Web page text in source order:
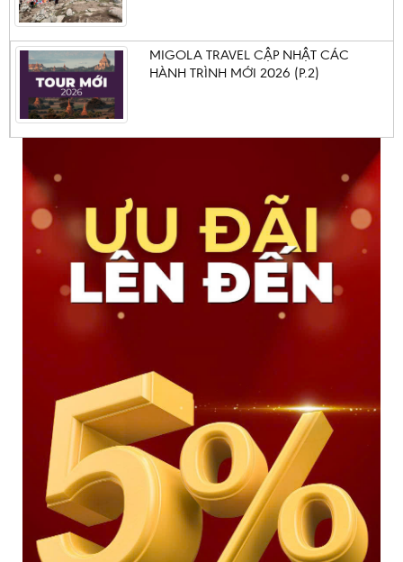
MIGOLA TRAVEL CẬP NHẬT CÁC
HÀNH TRÌNH MỚI 2026 (P.2)